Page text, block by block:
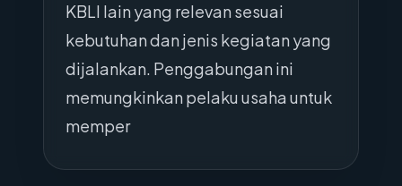
KBLI lain yang relevan sesuai
kebutuhan dan jenis kegiatan yang
dijalankan. Penggabungan ini
memungkinkan pelaku usaha untuk
memper